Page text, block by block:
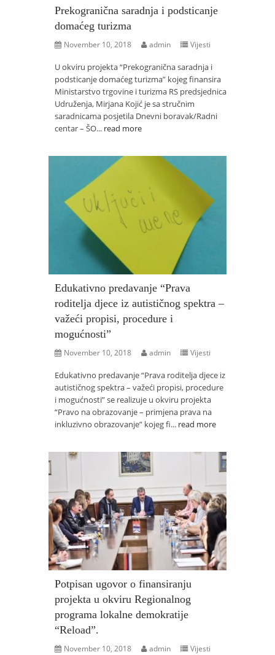
Prekogranična saradnja i podsticanje
domaćeg turizma
November 10, 2018 admin Vijesti
U okviru projekta “Prekogranična saradnja i
podsticanje domaćeg turizma” kojeg finansira
Ministarstvo trgovine i turizma RS predsjednica
Udruženja, Mirjana Kojić je sa stručnim
saradnicama posjetila Dnevni boravak/Radni
centar – ŠO... read more
Edukativno predavanje “Prava
roditelja djece iz autističnog spektra –
važeći propisi, procedure i
mogućnosti”
November 10, 2018 admin Vijesti
Edukativno predavanje “Prava roditelja djece iz
autističnog spektra – važeći propisi, procedure
i mogućnosti” se realizuje u okviru projekta
“Pravo na obrazovanje – primjena prava na
inkluzivno obrazovanje” kojeg fi... read more
Potpisan ugovor o finansiranju
projekta u okviru Regionalnog
programa lokalne demokratije
“Reload”.
November 10, 2018 admin Vijesti